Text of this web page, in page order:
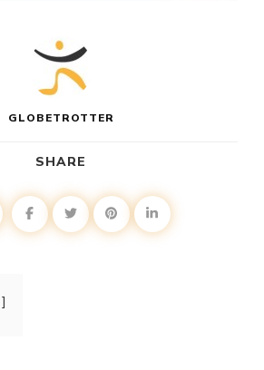
GLOBETROTTER
SHARE